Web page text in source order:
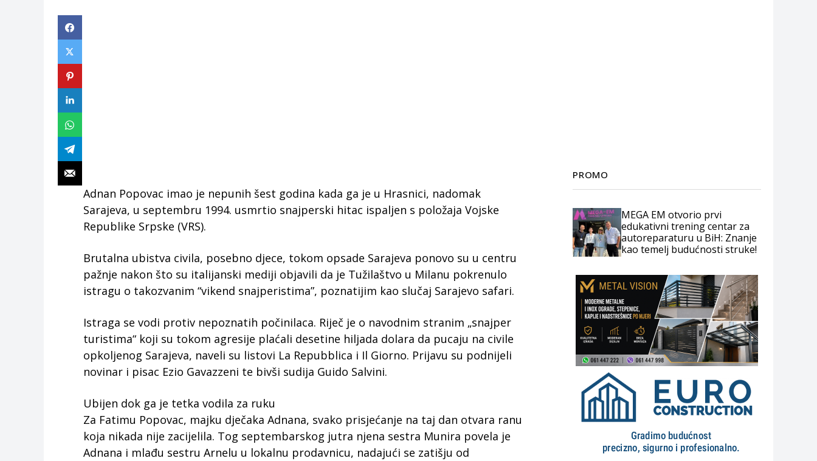
Adnan Popovac imao je nepunih šest godina kada ga je u Hrasnici, nadomak
Sarajeva, u septembru 1994. usmrtio snajperski hitac ispaljen s položaja Vojske
Republike Srpske (VRS).
Brutalna ubistva civila, posebno djece, tokom opsade Sarajeva ponovo su u centru
pažnje nakon što su italijanski mediji objavili da je Tužilaštvo u Milanu pokrenulo
istragu o takozvanim “vikend snajperistima”, poznatijim kao slučaj Sarajevo safari.
Istraga se vodi protiv nepoznatih počinilaca. Riječ je o navodnim stranim „snajper
turistima“ koji su tokom agresije plaćali desetine hiljada dolara da pucaju na civile
opkoljenog Sarajeva, naveli su listovi La Repubblica i Il Giorno. Prijavu su podnijeli
novinar i pisac Ezio Gavazzeni te bivši sudija Guido Salvini.
Ubijen dok ga je tetka vodila za ruku
Za Fatimu Popovac, majku dječaka Adnana, svako prisjećanje na taj dan otvara ranu
koja nikada nije zacijelila. Tog septembarskog jutra njena sestra Munira povela je
Adnana i mlađu sestru Arnelu u lokalnu prodavnicu, nadajući se zatišju od
PROMO
MEGA EM otvorio prvi
edukativni trening centar za
autoreparaturu u BiH: Znanje
kao temelj budućnosti struke!